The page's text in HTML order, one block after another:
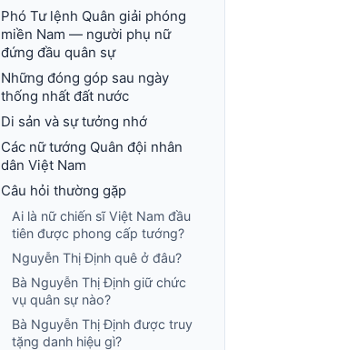
Phó Tư lệnh Quân giải phóng
miền Nam — người phụ nữ
đứng đầu quân sự
Những đóng góp sau ngày
thống nhất đất nước
Di sản và sự tưởng nhớ
Các nữ tướng Quân đội nhân
dân Việt Nam
Câu hỏi thường gặp
Ai là nữ chiến sĩ Việt Nam đầu
tiên được phong cấp tướng?
Nguyễn Thị Định quê ở đâu?
Bà Nguyễn Thị Định giữ chức
vụ quân sự nào?
Bà Nguyễn Thị Định được truy
tặng danh hiệu gì?